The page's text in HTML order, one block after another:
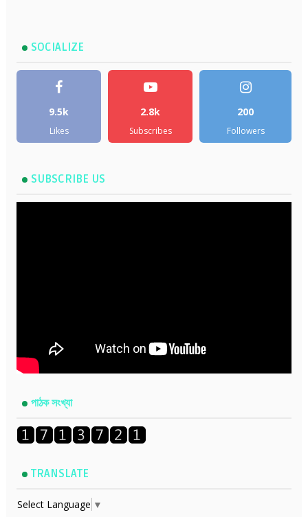
SOCIALIZE
9.5k
Likes
2.8k
Subscribes
200
Followers
SUBSCRIBE US
পাঠক সংখ্যা
TRANSLATE
Select Language ▼